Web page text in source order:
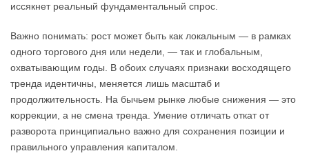
иссякнет реальный фундаментальный спрос.
Важно понимать: рост может быть как локальным — в рамках
одного торгового дня или недели, — так и глобальным,
охватывающим годы. В обоих случаях признаки восходящего
тренда идентичны, меняется лишь масштаб и
продолжительность. На бычьем рынке любые снижения — это
коррекции, а не смена тренда. Умение отличать откат от
разворота принципиально важно для сохранения позиции и
правильного управления капиталом.